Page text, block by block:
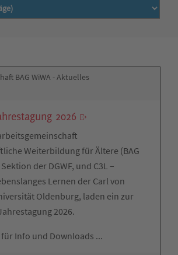
BAG WiWA - Aktuelles
2026
Weiterbildung für Ältere (BAG
der DGWF, und C3L –
Lernen der Carl von
Oldenburg, laden ein zur
2026.
Info und Downloads ...